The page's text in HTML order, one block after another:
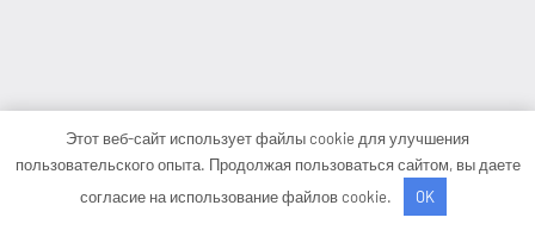
Этот веб-сайт использует файлы cookie для улучшения
пользовательского опыта. Продолжая пользоваться сайтом, вы даете
согласие на использование файлов cookie.
OK